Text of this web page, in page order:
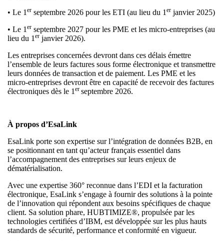
• Le 1 er septembre 2026 pour les ETI (au lieu du 1 er janvier 2025)
• Le 1 er septembre 2027 pour les PME et les micro-entreprises (au
lieu du 1 er janvier 2026).
Les entreprises concernées devront dans ces délais émettre
l’ensemble de leurs factures sous forme électronique et transmettre
leurs données de transaction et de paiement. Les PME et les
micro-entreprises devront être en capacité de recevoir des factures
électroniques dès le 1 er septembre 2026.
À propos d’EsaLink
EsaLink porte son expertise sur l’intégration de données B2B, en
se positionnant en tant qu’acteur français essentiel dans
l’accompagnement des entreprises sur leurs enjeux de
dématérialisation.
Avec une expertise 360° reconnue dans l’EDI et la facturation
électronique, EsaLink s’engage à fournir des solutions à la pointe
de l’innovation qui répondent aux besoins spécifiques de chaque
client. Sa solution phare, HUBTIMIZE®, propulsée par les
technologies certifiées d’IBM, est développée sur les plus hauts
standards de sécurité, performance et conformité en vigueur.